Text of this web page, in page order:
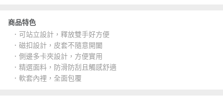
商品特色
．可站立設計，釋放雙手好方便
．磁扣設計，皮套不隨意開闔
．側邊多卡夾設計，方便實用
．精選面料，防滑防刮且觸感舒適
．軟套內裡，全面包覆